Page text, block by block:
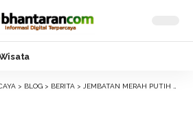
> BLOG > BERITA > JEMBATAN MERAH PUTIH DI BANGILAN TUBAN DIRESMIKAN